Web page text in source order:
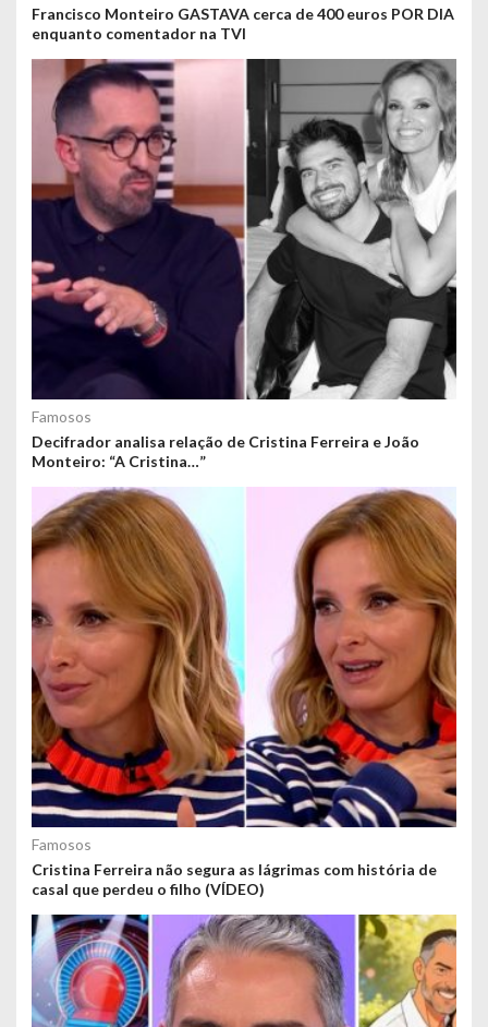
Francisco Monteiro GASTAVA cerca de 400 euros POR DIA
enquanto comentador na TVI
Famosos
Decifrador analisa relação de Cristina Ferreira e João
Monteiro: “A Cristina…”
Famosos
Cristina Ferreira não segura as lágrimas com história de
casal que perdeu o filho (VÍDEO)